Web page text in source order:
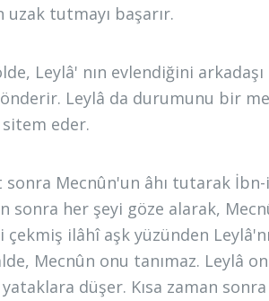
uzak tutmayı başarır.
Leylâ' nın evlendiğini
Leylâ da durumunu bir
sitem eder.
Mecnûn'un âhı tutarak
sonra her şeyi göze alarak,
ilâhî aşk yüzünden
Mecnûn onu tanımaz. Leylâ
yataklara düşer. Kısa zaman